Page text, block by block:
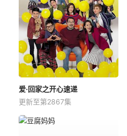
爱·回家之开心速递
更新至第2867集